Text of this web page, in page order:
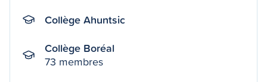
Collège Ahuntsic
Collège Boréal
73 membres